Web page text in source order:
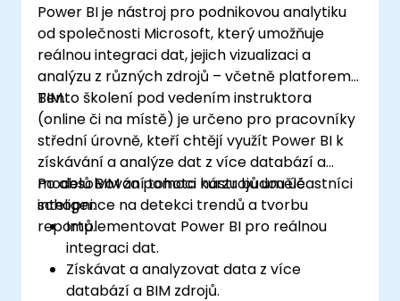
Power BI je nástroj pro podnikovou analytiku
od společnosti Microsoft, který umožňuje
reálnou integraci dat, jejich vizualizaci a
analýzu z různých zdrojů – včetně platforem
BIM.
Tento školení pod vedením instruktora
(online či na místě) je určeno pro pracovníky
střední úrovně, kteří chtějí využít Power BI k
získávání a analýze dat z více databází a
modelů BIM za pomoci nástrojů umělé
inteligence na detekci trendů a tvorbu
reportů.
Po absolvování tohoto kurzu budou účastníci
schopni:
Implementovat Power BI pro reálnou
integraci dat.
Získávat a analyzovat data z více
databází a BIM zdrojů.